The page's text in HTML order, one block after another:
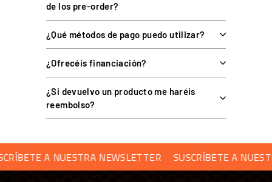
COMPATIBILIDAD
Compatible con la mayoría de cockpits de aluminio o acero y
con brazos de soporte de monitor de perfil estándar. Descubre
accesorios de cockpiten Simufy.
PREGUNTAS FRECUENTES
¿Dónde se puede instalar?
de los pre-order?
¿Qué métodos de pago puedo utilizar?
¿Ofrecéis financiación?
¿Si devuelvo un producto me haréis
reembolso?
A NUESTRA NEWSLETTER SUSCRÍBETE A